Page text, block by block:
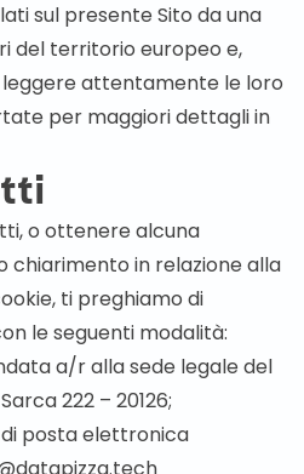
sul presente Sito da una
del territorio europeo e,
leggere attentamente le loro
per maggiori dettagli in
o ottenere alcuna
chiarimento in relazione alla
ti preghiamo di
le seguenti modalità:
a/r alla sede legale del
222 – 20126;
posta elettronica